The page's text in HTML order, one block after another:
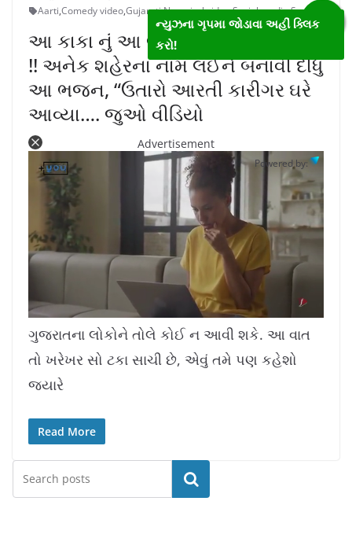
Aarti,Comedy video,Gujarati,New viral video,Social media,Song
આ કાકા નું આ ભજન તમને હસાવી દેશે
!! અનેક શહેરના નામ લઈને બનાવી દીધું
આ ભજન, “ઉતારો આરતી કારીગર ઘરે
આવ્યા…. જુઓ વીડિયો
Advertisement
Powered by:
n
m
u
t
o
d
e
:
1
ગુજરાતના લોકોને તોલે કોઈ ન આવી શકે. આ વાત
તો ખરેખર સો ટકા સાચી છે, એવું તમે પણ કહેશો
જ્યારે
Read More
Search
ન્યુઝના ગૃપમા જોડાવા અહીં ક્લિક
કરો!